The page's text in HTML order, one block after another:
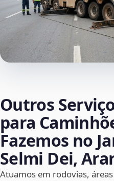
Outros
para
Fazemos no
Selmi Dei,
Atuamos em rodovias,